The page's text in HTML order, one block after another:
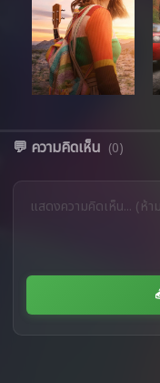
💬 ความคิดเห็น (0)